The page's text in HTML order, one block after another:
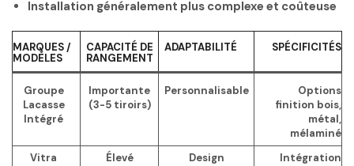
Installation généralement plus complexe et coûteuse
MARQUES /
MODÈLES
CAPACITÉ DE
RANGEMENT
ADAPTABILITÉ SPÉCIFICITÉS
Groupe
Lacasse
Intégré
Importante
(3-5 tiroirs)
Personnalisable
Options
finition bois,
métal,
mélaminé
Vitra
Élevé
Design
Intégration